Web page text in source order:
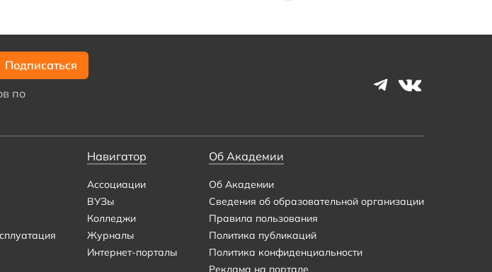
по
Навигатор
Ассоциации
ВУЗы
Колледжи
Журналы
Интернет-порталы
Об Академии
Об Академии
Сведения об образовательной организации
Правила пользования
Политика публикаций
Политика конфиденциальности
Реклама на портале